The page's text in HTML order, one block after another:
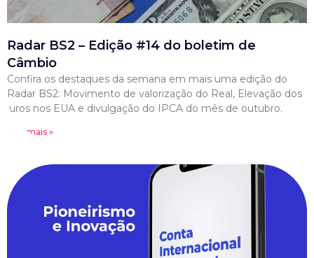
Radar BS2 – Edição #14 do boletim de
Câmbio
Confira os destaques da semana em mais uma edição do
Radar BS2: Movimento de valorização do Real, Elevação dos
juros nos EUA e divulgação do IPCA do mês de outubro.
Leia mais »